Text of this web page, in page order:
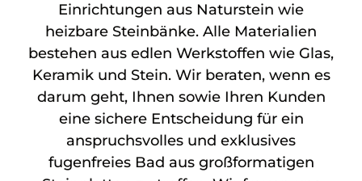
Einrichtungen aus Naturstein wie
heizbare Steinbänke. Alle Materialien
bestehen aus edlen Werkstoffen wie Glas,
Keramik und Stein. Wir beraten, wenn es
darum geht, Ihnen sowie Ihren Kunden
eine sichere Entscheidung für ein
anspruchsvolles und exklusives
fugenfreies Bad aus großformatigen